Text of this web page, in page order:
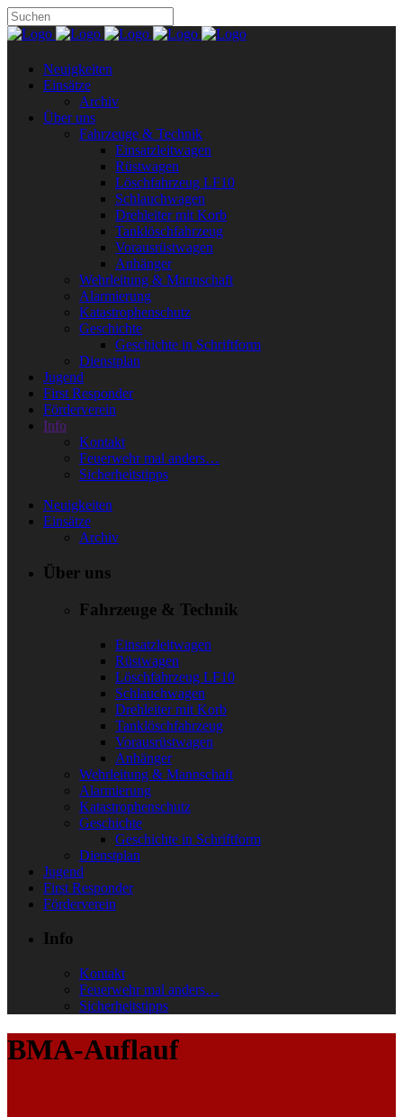
Neuigkeiten
Einsätze
Archiv
Über uns
Fahrzeuge & Technik
Einsatzleitwagen
Rüstwagen
Löschfahrzeug LF10
Schlauchwagen
Drehleiter mit Korb
Tanklöschfahrzeug
Vorausrüstwagen
Anhänger
Wehrleitung & Mannschaft
Alarmierung
Katastrophenschutz
Geschichte
Geschichte in Schriftform
Dienstplan
Jugend
First Responder
Förderverein
Info
Kontakt
Feuerwehr mal anders…
Sicherheitstipps
Neuigkeiten
Einsätze
Archiv
Über uns
Fahrzeuge & Technik
Einsatzleitwagen
Rüstwagen
Löschfahrzeug LF10
Schlauchwagen
Drehleiter mit Korb
Tanklöschfahrzeug
Vorausrüstwagen
Anhänger
Wehrleitung & Mannschaft
Alarmierung
Katastrophenschutz
Geschichte
Geschichte in Schriftform
Dienstplan
Jugend
First Responder
Förderverein
Info
Kontakt
Feuerwehr mal anders…
Sicherheitstipps
BMA-Auflauf